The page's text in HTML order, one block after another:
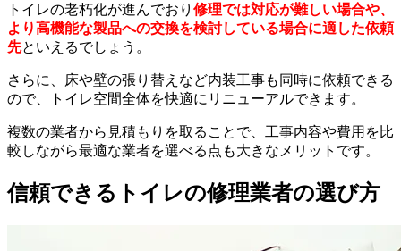
トイレの老朽化が進んでおり 修理では対応が難しい場合や、
より高機能な製品への交換を検討している場合に適した依頼
先といえるでしょう。
さらに、床や壁の張り替えなど内装工事も同時に依頼できる
ので、トイレ空間全体を快適にリニューアルできます。
複数の業者から見積もりを取ることで、工事内容や費用を比
較しながら最適な業者を選べる点も大きなメリットです。
信頼できるトイレの修理業者の選び方